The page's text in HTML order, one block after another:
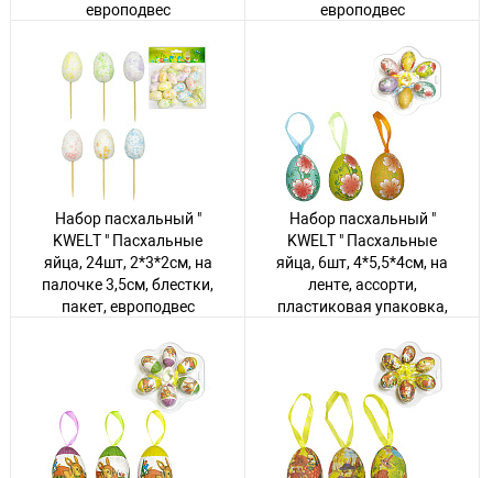
европодвес
увидеть цену
311 товаров
европодвес
увидеть цену
345 товаров
Набор пасхальный "
KWELT " Пасхальные
яйца, 24шт, 2*3*2см, на
палочке 3,5см, блестки,
пакет, европодвес
увидеть цену
200 товаров
Набор пасхальный "
KWELT " Пасхальные
яйца, 6шт, 4*5,5*4см, на
ленте, ассорти,
пластиковая упаковка,
Авторизуйтесь, чтобы
увидеть цену
203 товара